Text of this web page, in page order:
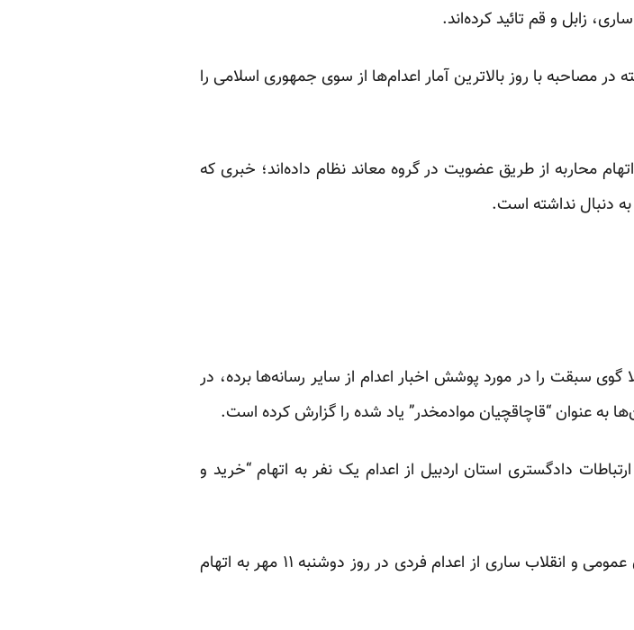
مصاحبه با روز بالا‌ترین آمار اعدام‌ها از سوی جمهوری اسلامی را
محاربه از طریق عضویت در گروه معاند نظام داده‌اند؛ خبری که
دنبال نداشته است.
گوی سبقت را در مورد پوشش اخبار اعدام از سایر رسانه‌ها برده، در
به عنوان “قاچاقچیان موادمخدر” یاد شده را گزارش کرده است.
روابط عمومی و ارتباطات دادگستری استان اردبیل از اعدام یک نفر به اتهام “خرید و
روزنامه دولتی جام جم نیز در خبری دیگر به نقل از دادستان عمومی و انقلاب ساری از اعدام فردی در روز دوشنبه ۱۱ مهر به اتهام